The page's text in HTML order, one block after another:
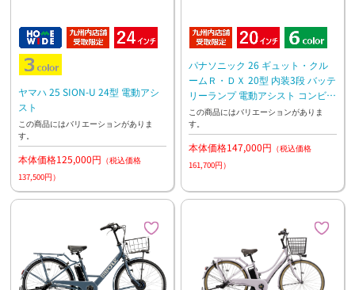
ヤマハ 25 SION-U 24型 電動アシ
スト
この商品にはバリエーションがありま
す。
本体価格125,000円 （税込価格
137,500円）
パナソニック 26 ギュット・クル
ームＲ・ＤＸ 20型 内装3段 バッテ
リーランプ 電動アシスト コンビコ
ラボモデル
この商品にはバリエーションがありま
す。
本体価格147,000円 （税込価格
161,700円）